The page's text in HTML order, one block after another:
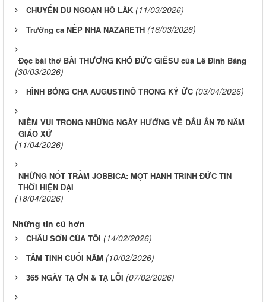
CHUYẾN DU NGOẠN HỒ LĂK (11/03/2026)
Trường ca NẾP NHÀ NAZARETH (16/03/2026)
Đọc bài thơ BÀI THƯƠNG KHÓ ĐỨC GIÊSU của Lê Đình Bảng
(30/03/2026)
HÌNH BÓNG CHA AUGUSTINÔ TRONG KÝ ỨC (03/04/2026)
NIỀM VUI TRONG NHỮNG NGÀY HƯỚNG VỀ DẤU ẤN 70 NĂM
GIÁO XỨ
(11/04/2026)
NHỮNG NỐT TRẦM JOBBICA: MỘT HÀNH TRÌNH ĐỨC TIN
THỜI HIỆN ĐẠI
(18/04/2026)
Những tin cũ hơn
CHÂU SƠN CỦA TÔI (14/02/2026)
TÂM TÌNH CUỐI NĂM (10/02/2026)
365 NGÀY TẠ ƠN & TẠ LỖI (07/02/2026)